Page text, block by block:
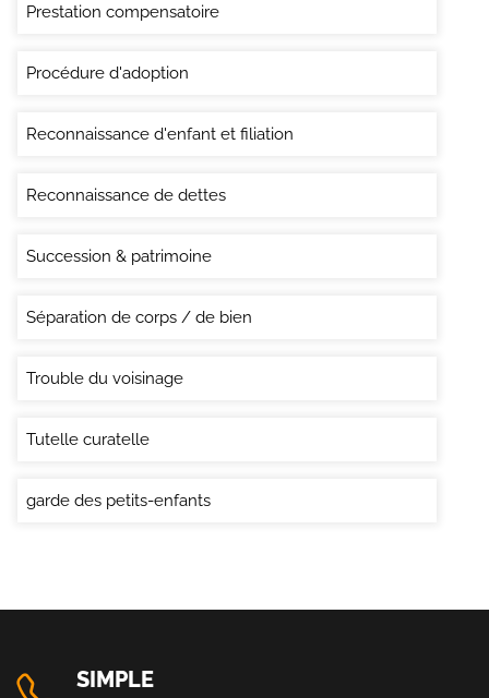
Prestation compensatoire
Procédure d'adoption
Reconnaissance d'enfant et filiation
Reconnaissance de dettes
Succession & patrimoine
Séparation de corps / de bien
Trouble du voisinage
Tutelle curatelle
garde des petits-enfants
SIMPLE